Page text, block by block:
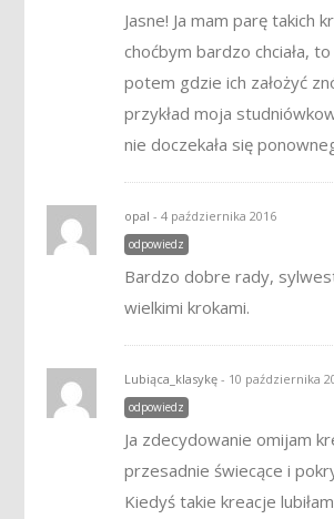
Jasne! Ja mam parę takich
choćbym bardzo chciała,
potem gdzie ich założyć
przykład moja
nie doczekała się
opal - 4 października 2016
odpowiedz
Bardzo dobre rady,
wielkimi krokami.
Lubiąca_klasykę - 10 października
odpowiedz
Ja zdecydowanie omijam
przesadnie świecące i
Kiedyś takie kreacje